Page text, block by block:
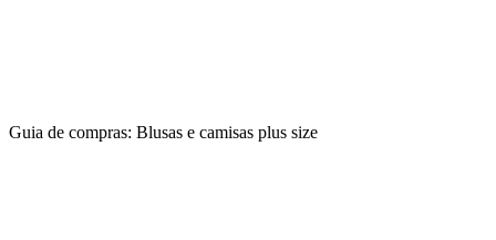
Guia de compras: Blusas e camisas plus size